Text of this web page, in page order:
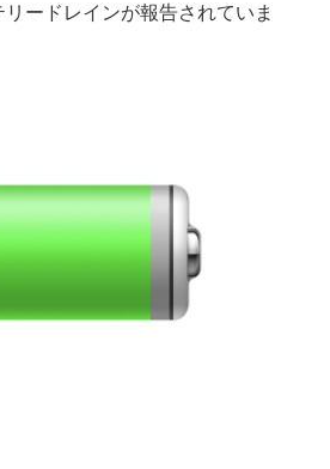
ードレインが報告されていま